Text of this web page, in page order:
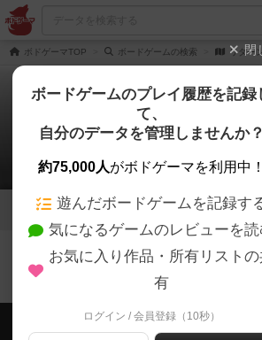
ボドゲーマTOP ボードゲームの検索 リター
リターン・オブ・ザ・ヘッド
ン
0件のレビュー
1
リターン・オブ・ザ・ヘッドレス・ホー
会員の新しい投
閉
ボードゲームのプレイ履歴を記録
て、
自分のデータを管理しませんか？
約75,000人がボドゲーマを利用中！
遊んだボードゲームを記録す
気になるゲームのレビューを読
お気に入り作品・所有リスト
有
ログイン / 会員登録（10秒）